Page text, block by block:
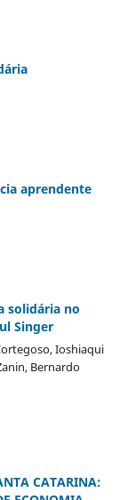
aprendente
solidária no
Singer
Ioshiaqui
Bernardo
CATARINA: